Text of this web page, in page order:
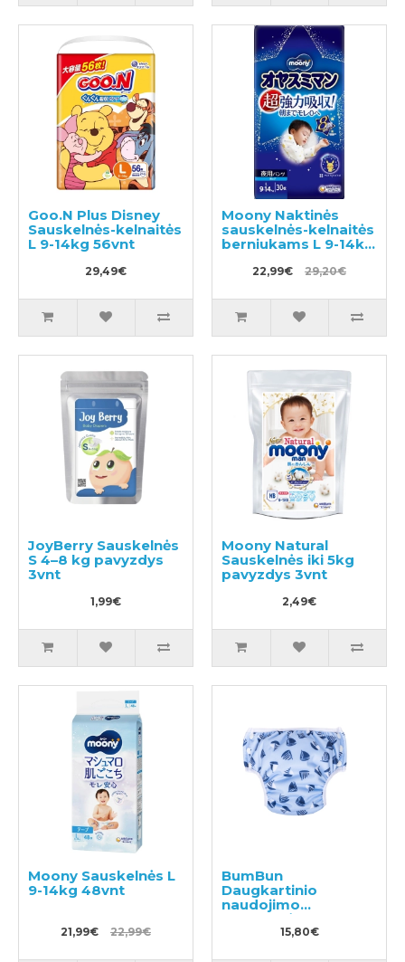
Goo.N Plus Disney
Sauskelnės-kelnaitės
L 9-14kg 56vnt
29,49€
Moony Naktinės
sauskelnės-kelnaitės
berniukams L 9-14kg
22,99€ 29,20€
JoyBerry Sauskelnės
S 4–8 kg pavyzdys
3vnt
1,99€
Moony Natural
Sauskelnės iki 5kg
pavyzdys 3vnt
2,49€
Moony Sauskelnės L
9-14kg 48vnt
21,99€ 22,99€
BumBun
Daugkartinio
naudojimo
sauskelnės
plaukimui ir tualeto
15,80€